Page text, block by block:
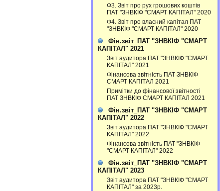
Ф3. Звiт про рух грошових коштiв
ПАТ "ЗНВКІФ "СМАРТ КАПІТАЛ" 2020
Ф4. Звіт про власний капітал ПАТ
"ЗНВКІФ "СМАРТ КАПІТАЛ" 2020
Фін.звіт_ПАТ "ЗНВКІФ "СМАРТ
КАПІТАЛ" 2021
Звіт аудитора ПАТ "ЗНВКІФ "СМАРТ
КАПІТАЛ" 2021
Фінансова звітність ПАТ ЗНВКІФ
СМАРТ КАПІТАЛ 2021
Примітки до фінансової звітності
ПАТ ЗНВКІФ СМАРТ КАПІТАЛ 2021
Фін.звіт_ПАТ "ЗНВКІФ "СМАРТ
КАПІТАЛ" 2022
Звіт аудитора ПАТ "ЗНВКІФ "СМАРТ
КАПІТАЛ" 2022
Фінансова звітність ПАТ "ЗНВКІФ
"СМАРТ КАПІТАЛ" 2022
Фін.звіт_ПАТ "ЗНВКІФ "СМАРТ
КАПІТАЛ" 2023
Звіт аудитора ПАТ "ЗНВКІФ "СМАРТ
КАПІТАЛ" за 2023р.